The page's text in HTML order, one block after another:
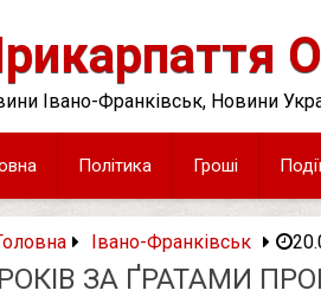
Івано-Франківськ, Новини
Політика Гроші Події
Івано-Франківськ
ЗА ҐРАТАМИ